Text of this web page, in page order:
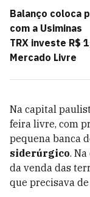
Balanço coloca
com a Usiminas
TRX investe R$
Mercado Livre
Na capital
feira livre, com
pequena banca
siderúrgico.
da venda das
que precisava